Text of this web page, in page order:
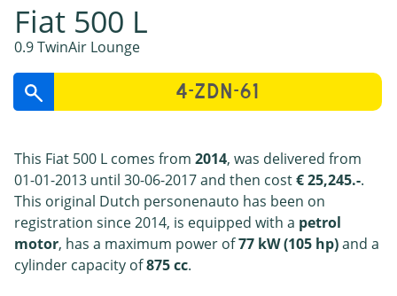
Fiat 500 L
0.9 TwinAir Lounge
This Fiat 500 L comes from 2014, was delivered from
01-01-2013 until 30-06-2017 and then cost€ 25,245.-.
This original Dutch personenauto has been on
registration since 2014, is equipped with a petrol
motor, has a maximum power of77 kW (105 hp)and a
cylinder capacity of875 cc.